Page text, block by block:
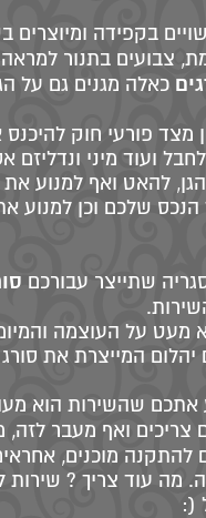
בקפידה ומיוצרים
צבועים בתנור
כאלה מגנים גם על
מצד פורעי חוק
ועוד מיני ונדליזם
להאט ואף למנוע
הנכס שלכם וכן למנוע
שתייצר עבורכם
מעט על העוצמה
יהלום המייצרת את
אתכם שהשירות הוא
ואף מעבר לזה,
להתקנה מוכנים,
מה עוד צריך ? שירות
(: